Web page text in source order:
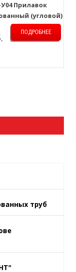
Прилавок
(угловой)
ПОДРОБНЕЕ
труб